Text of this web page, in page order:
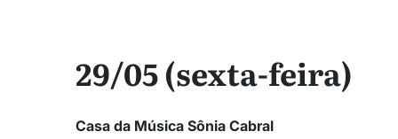
29/05 (sexta-feira)
Casa da Música Sônia Cabral